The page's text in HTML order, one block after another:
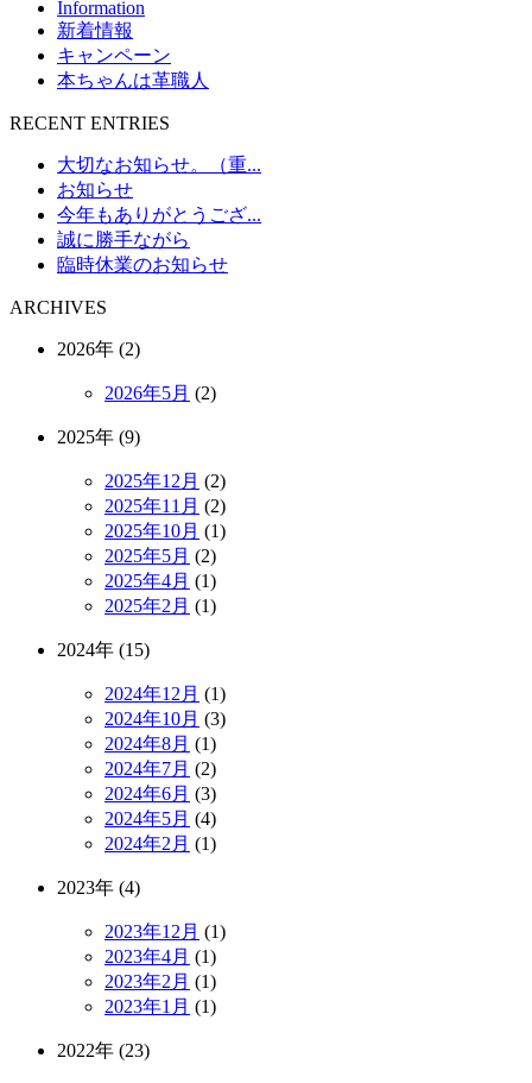
Information
新着情報
キャンペーン
本ちゃんは革職人
RECENT ENTRIES
大切なお知らせ。（重...
お知らせ
今年もありがとうござ...
誠に勝手ながら
臨時休業のお知らせ
ARCHIVES
2026年 (2)
2026年5月 (2)
2025年 (9)
2025年12月 (2)
2025年11月 (2)
2025年10月 (1)
2025年5月 (2)
2025年4月 (1)
2025年2月 (1)
2024年 (15)
2024年12月 (1)
2024年10月 (3)
2024年8月 (1)
2024年7月 (2)
2024年6月 (3)
2024年5月 (4)
2024年2月 (1)
2023年 (4)
2023年12月 (1)
2023年4月 (1)
2023年2月 (1)
2023年1月 (1)
2022年 (23)